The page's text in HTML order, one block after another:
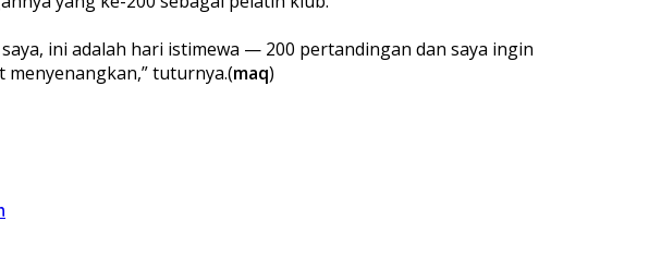
ini adalah hari istimewa — 200 pertandingan dan saya ingin
menyenangkan,” tuturnya.(maq)